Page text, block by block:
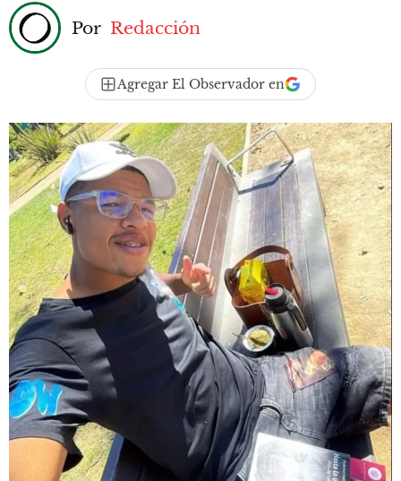
Por Redacción
Agregar El Observador en